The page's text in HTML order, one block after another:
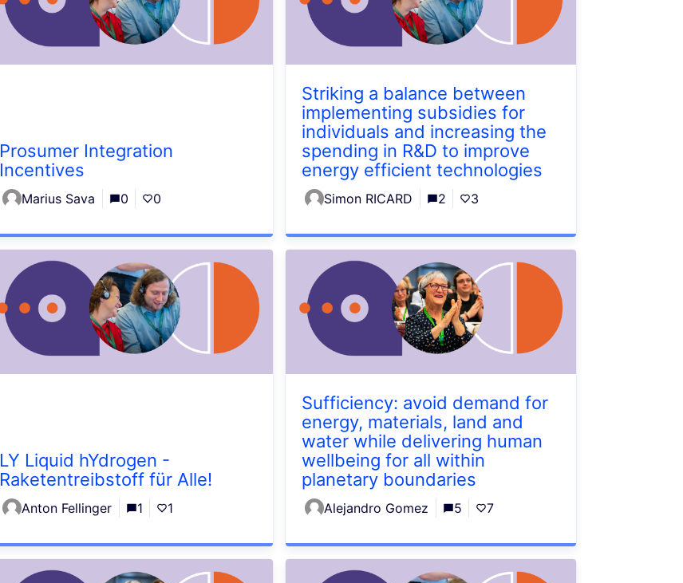
Prosumer Integration
Incentives
Marius Sava 0 0
Striking a balance between
implementing subsidies for
individuals and increasing the
spending in R&D to improve
energy efficient technologies
Simon RICARD 2 3
LY Liquid hYdrogen -
Raketentreibstoff für Alle!
Anton Fellinger 1 1
Sufficiency: avoid demand for
energy, materials, land and
water while delivering human
wellbeing for all within
planetary boundaries
Alejandro Gomez 5 7